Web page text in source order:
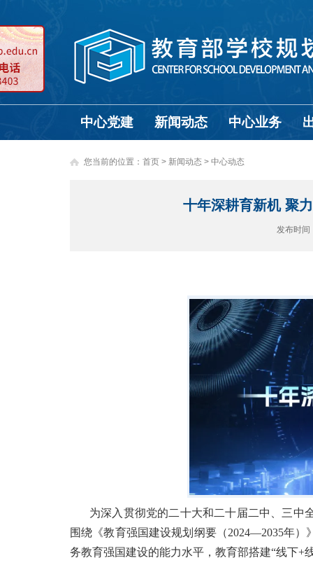
中心党建 新闻动态 中心业务
您当前的位置： 首页 > 新闻动态 > 中心动态
十年深耕育新机 聚
发布时
为深入贯彻党的二十大和二十届二中、三中
围绕《教育强国建设规划纲要（2024—2035年
务教育强国建设的能力水平，教育部搭建“线下+